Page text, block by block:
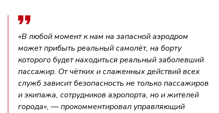
«В любой момент к нам на запасной аэродром
может прибыть реальный самолёт, на борту
которого будет находиться реальный заболевший
пассажир. От чётких и слаженных действий всех
служб зависит безопасность не только пассажиров
и экипажа, сотрудников аэропорта, но и жителей
города», — прокомментировал управляющий